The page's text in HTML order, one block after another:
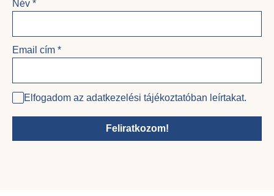
Név *
Email cím *
Elfogadom az adatkezelési tájékoztatóban leírtakat.
Feliratkozom!